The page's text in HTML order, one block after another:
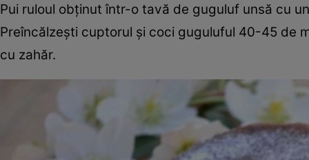
Pui ruloul obținut într-o tavă de guguluf unsă cu
Preîncălzești cuptorul și coci guguluful 40-45 de
cu zahăr.